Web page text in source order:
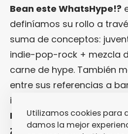
Bean este WhatsHype!?
definíamos su rollo a
suma de conceptos:
indie-pop-rock + mezcla
carne de hype. También
entre sus referencias a
imprescindibles como
Fossils,Nirvana,Foo
Zeppelin, The Velvet
Utilizamos cookies para
damos la mejor